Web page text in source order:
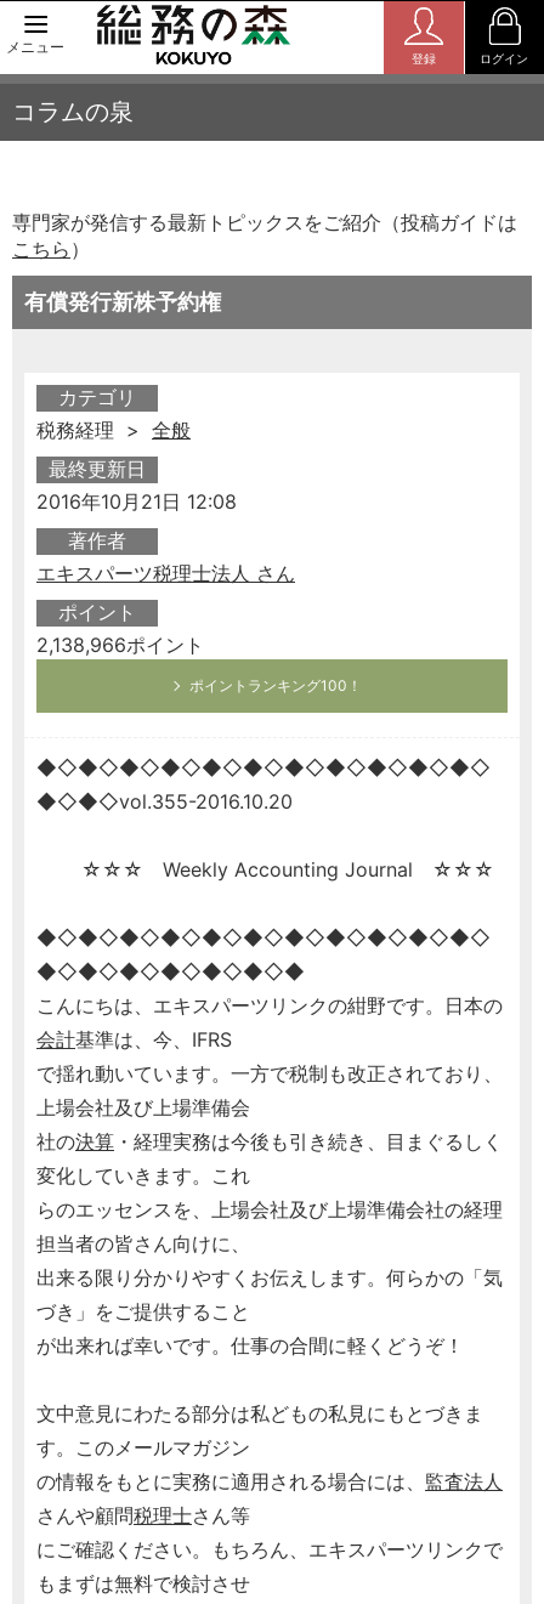
メニュー
登録 ログイン
コラムの泉
専門家が発信する最新トピックスをご紹介（投稿ガイドは
こちら ）
有償発行新株予約権
カテゴリ
税務経理 > 全般
最終更新日
2016年10月21日 12:08
著作者
エキスパーツ税理士法人 さん
ポイント
2,138,966ポイント
ポイントランキング100！
◆◇◆◇◆◇◆◇◆◇◆◇◆◇◆◇◆◇◆◇◆◇
◆◇◆◇vol.355-2016.10.20
☆☆☆ Weekly Accounting Journal ☆☆☆
◆◇◆◇◆◇◆◇◆◇◆◇◆◇◆◇◆◇◆◇◆◇
◆◇◆◇◆◇◆◇◆◇◆◇◆
こんにちは、エキスパーツリンクの紺野です。日本の
会計基準は、今、IFRS
で揺れ動いています。一方で税制も改正されており、
上場会社及び上場準備会
社の決算 ・経理実務は今後も引き続き、目まぐるしく
変化していきます。これ
らのエッセンスを、上場会社及び上場準備会社の経理
担当者の皆さん向けに、
出来る限り分かりやすくお伝えします。何らかの「気
づき」をご提供すること
が出来れば幸いです。仕事の合間に軽くどうぞ！
文中意見にわたる部分は私どもの私見にもとづきま
す。このメールマガジン
の情報をもとに実務に適用される場合には、 監査法人
さんや顧問税理士さん等
にご確認ください。もちろん、エキスパーツリンクで
もまずは無料で検討させ